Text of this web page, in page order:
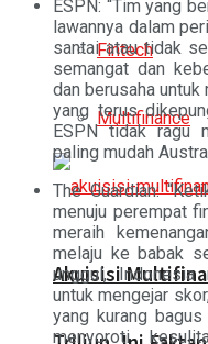
Fintech
Multifinance
Akuisisi
ESPN: “Tim yang
lawannya dalam
santai atau tidak
semangat dan
dan berusaha
yang terus
ESPN tidak ragu
paling mudah
The Guardian:
menuju perempat
meraih
melaju ke babak
unggul, Indonesia
untuk mengejar
yang kurang
menyoroti